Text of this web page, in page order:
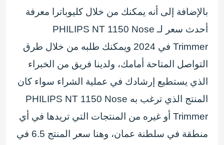
بالإضافة إلى أنه يمكنك من خلال كليوباترا معرفة
أحدث سعر لـ PHILIPS NT 1150 Nose
Trimmer في 2024 ويمكنك طلبه من خلال طرق
التواصل المتاحة أمامك، ولدينا فريق من الخبراء
الذي يستطيع إرشادك في عملية الشراء سواء كان
المنتج الذي ترغب به PHILIPS NT 1150 Nose
Trimmer أو غيره من المنتجات التي تريدها في أي
منطقة في سلطنة عمان، وهنا سعر المنتج 6.5 في